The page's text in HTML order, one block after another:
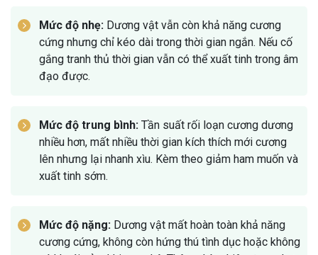
Mức độ nhẹ: Dương vật vẫn còn khả năng cương
cứng nhưng chỉ kéo dài trong thời gian ngắn. Nếu cố
gắng tranh thủ thời gian vẫn có thể xuất tinh trong âm
đạo được.
Mức độ trung bình: Tần suất rối loạn cương dương
nhiều hơn, mất nhiều thời gian kích thích mới cương
lên nhưng lại nhanh xìu. Kèm theo giảm ham muốn và
xuất tinh sớm.
Mức độ nặng: Dương vật mất hoàn toàn khả năng
cương cứng, không còn hứng thú tình dục hoặc không